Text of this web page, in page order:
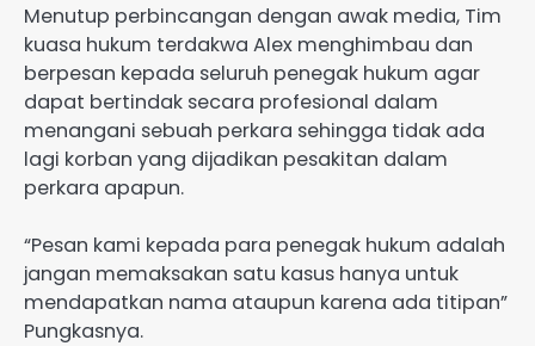
Menutup perbincangan dengan awak media, Tim
kuasa hukum terdakwa Alex menghimbau dan
berpesan kepada seluruh penegak hukum agar
dapat bertindak secara profesional dalam
menangani sebuah perkara sehingga tidak ada
lagi korban yang dijadikan pesakitan dalam
perkara apapun.
“Pesan kami kepada para penegak hukum adalah
jangan memaksakan satu kasus hanya untuk
mendapatkan nama ataupun karena ada titipan”
Pungkasnya.